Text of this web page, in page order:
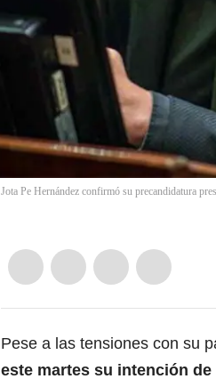
Jota Pe Hernández confirmó su precandidatura
Pese a las tensiones con su
este martes su intención